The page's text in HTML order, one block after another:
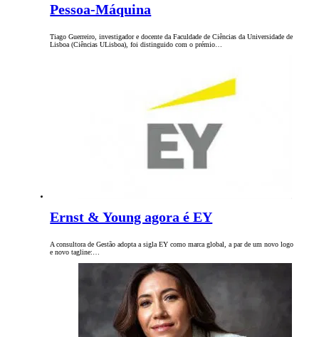
Pessoa-Máquina
Tiago Guerreiro, investigador e docente da Faculdade de Ciências da Universidade de
Lisboa (Ciências ULisboa), foi distinguido com o prémio…
Ernst & Young agora é EY
A consultora de Gestão adopta a sigla EY como marca global, a par de um novo logo
e novo tagline:…